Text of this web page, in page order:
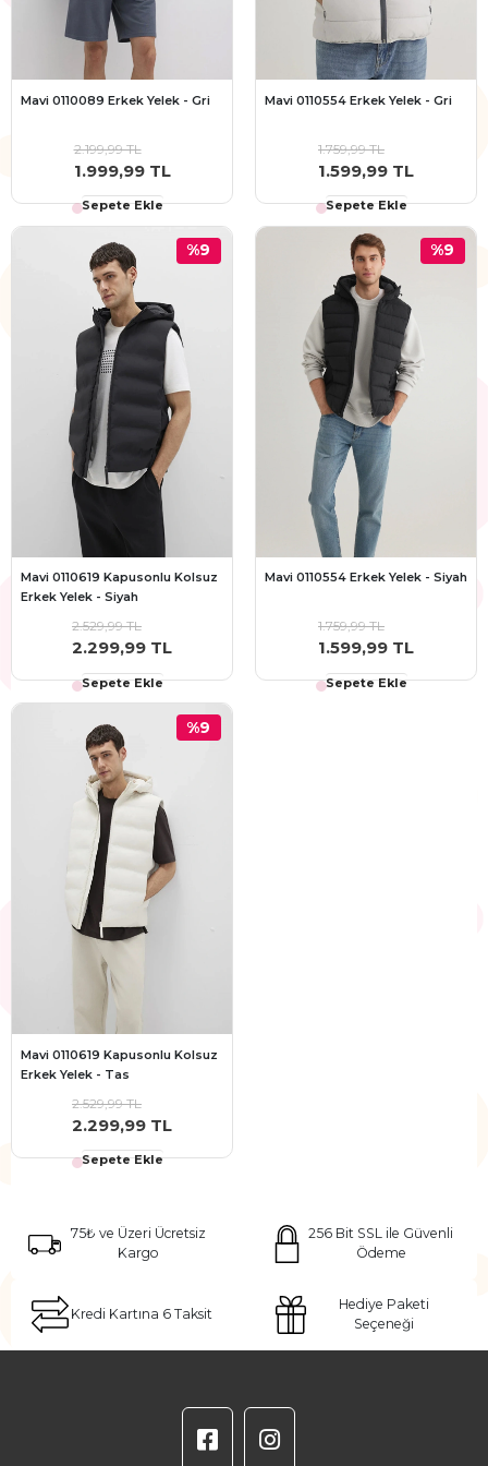
Mavi 0110089 Erkek Yelek - Gri
2.199,99 TL
1.999,99 TL
Sepete Ekle
Mavi 0110554 Erkek Yelek - Gri
1.759,99 TL
1.599,99 TL
Sepete Ekle
%9
Mavi 0110619 Kapusonlu Kolsuz
Erkek Yelek - Siyah
2.529,99 TL
2.299,99 TL
Sepete Ekle
%9
Mavi 0110554 Erkek Yelek - Siyah
1.759,99 TL
1.599,99 TL
Sepete Ekle
%9
Mavi 0110619 Kapusonlu Kolsuz
Erkek Yelek - Tas
2.529,99 TL
2.299,99 TL
Sepete Ekle
75₺ ve Üzeri Ücretsiz
Kargo
256 Bit SSL ile Güvenli
Ödeme
Kredi Kartına 6 Taksit
Hediye Paketi
Seçeneği